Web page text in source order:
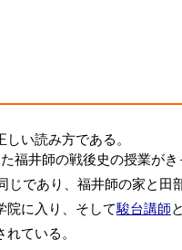
しい読み方である。
福井師の戦後史の授業がき
じであり、福井師の家と田
院に入り、そして駿台講師
ている。